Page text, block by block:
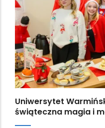
Uniwersytet
świąteczna magia i